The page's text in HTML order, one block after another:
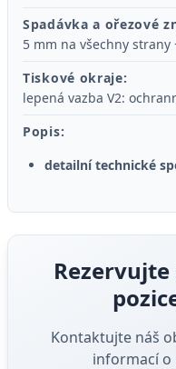
Spadávka a ořezové
5 mm na všechny strany
Tiskové okraje:
lepená vazba V2:
Popis:
detailní technické
Kontaktujte náš
informací o